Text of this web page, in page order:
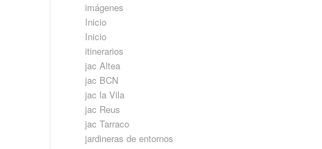
imágenes
Inicio
Inicio
itinerarios
jac Altea
jac BCN
jac la Vila
jac Reus
jac Tarraco
jardineras de entornos